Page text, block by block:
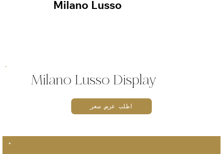
Milano Lusso
Milano Lusso Display
اطلب عرض سعر